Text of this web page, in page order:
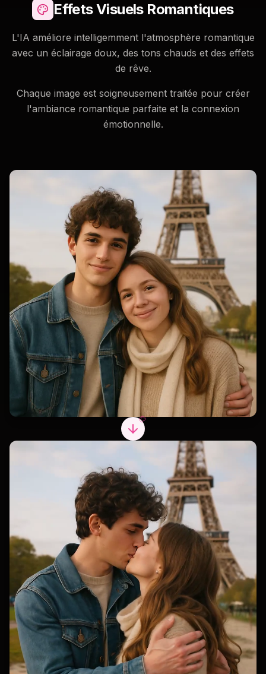
Effets Visuels Romantiques
L'IA améliore intelligemment l'atmosphère romantique
avec un éclairage doux, des tons chauds et des effets
de rêve.
Chaque image est soigneusement traitée pour créer
l'ambiance romantique parfaite et la connexion
émotionnelle.